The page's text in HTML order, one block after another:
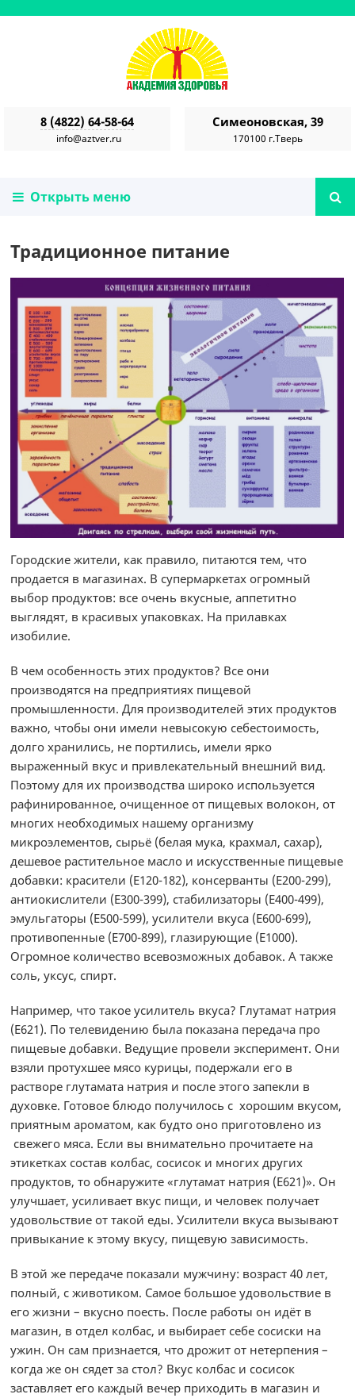
8 (4822) 64-58-64
info@aztver.ru
Симеоновская, 39
170100 г.Тверь
Открыть меню
Традиционное питание
Городские жители, как правило, питаются тем, что
продается в магазинах. В супермаркетах огромный
выбор продуктов: все очень вкусные, аппетитно
выглядят, в красивых упаковках. На прилавках
изобилие.
В чем особенность этих продуктов? Все они
производятся на предприятиях пищевой
промышленности. Для производителей этих продуктов
важно, чтобы они имели невысокую себестоимость,
долго хранились, не портились, имели ярко
выраженный вкус и привлекательный внешний вид.
Поэтому для их производства широко используется
рафинированное, очищенное от пищевых волокон, от
многих необходимых нашему организму
микроэлементов, сырьё (белая мука, крахмал, сахар),
дешевое растительное масло и искусственные пищевые
добавки: красители (Е120-182), консерванты (Е200-299),
антиокислители (Е300-399), стабилизаторы (Е400-499),
эмульгаторы (Е500-599), усилители вкуса (Е600-699),
противопенные (Е700-899), глазирующие (Е1000).
Огромное количество всевозможных добавок. А также
соль, уксус, спирт.
Например, что такое усилитель вкуса? Глутамат натрия
(Е621). По телевидению была показана передача про
пищевые добавки. Ведущие провели эксперимент. Они
взяли протухшее мясо курицы, подержали его в
растворе глутамата натрия и после этого запекли в
духовке. Готовое блюдо получилось с хорошим вкусом,
приятным ароматом, как будто оно приготовлено из
свежего мяса. Если вы внимательно прочитаете на
этикетках состав колбас, сосисок и многих других
продуктов, то обнаружите «глутамат натрия (Е621)». Он
улучшает, усиливает вкус пищи, и человек получает
удовольствие от такой еды. Усилители вкуса вызывают
привыкание к этому вкусу, пищевую зависимость.
В этой же передаче показали мужчину: возраст 40 лет,
полный, с животиком. Самое большое удовольствие в
его жизни – вкусно поесть. После работы он идёт в
магазин, в отдел колбас, и выбирает себе сосиски на
ужин. Он сам признается, что дрожит от нетерпения –
когда же он сядет за стол? Вкус колбас и сосисок
заставляет его каждый вечер приходить в магазин и